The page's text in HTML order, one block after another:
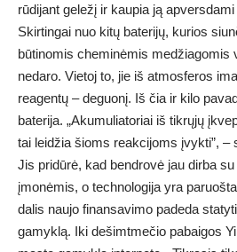
rūdijant geležį ir kaupia ją
Skirtingai nuo kitų baterijų, kurios
būtinomis cheminėmis medžiagomis
nedaro. Vietoj to, jie iš atmosferos
reagentų – deguonį. Iš čia ir kilo
baterija. „Akumuliatoriai iš tikrųjų
tai leidžia šioms reakcijoms įvykti”, –
Jis pridūrė, kad bendrovė jau dirba
įmonėmis, o technologija yra
dalis naujo finansavimo padeda
gamyklą. Iki dešimtmečio pabaigos